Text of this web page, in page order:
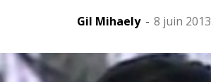
Gil Mihaely - 8 juin 2013